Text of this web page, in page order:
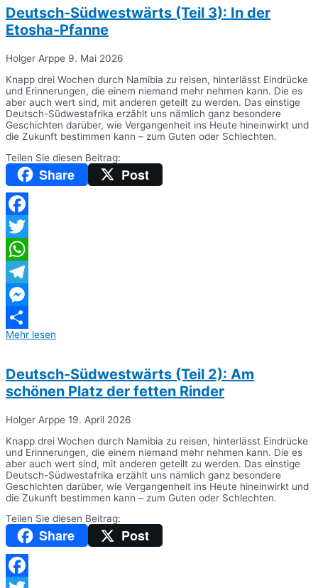
Deutsch-Südwestwärts (Teil 3): In der
Etosha-Pfanne
Holger Arppe 9. Mai 2026
Knapp drei Wochen durch Namibia zu reisen, hinterlässt Eindrücke
und Erinnerungen, die einem niemand mehr nehmen kann. Die es
aber auch wert sind, mit anderen geteilt zu werden. Das einstige
Deutsch-Südwestafrika erzählt uns nämlich ganz besondere
Geschichten darüber, wie Vergangenheit ins Heute hineinwirkt und
die Zukunft bestimmen kann – zum Guten oder Schlechten.
Teilen Sie diesen Beitrag:
Share Post
Facebook
Twitter
WhatsApp
Telegram
Messenger
Teilen
Mehr lesen
Deutsch-Südwestwärts (Teil 2): Am
schönen Platz der fetten Rinder
Holger Arppe 19. April 2026
Knapp drei Wochen durch Namibia zu reisen, hinterlässt Eindrücke
und Erinnerungen, die einem niemand mehr nehmen kann. Die es
aber auch wert sind, mit anderen geteilt zu werden. Das einstige
Deutsch-Südwestafrika erzählt uns nämlich ganz besondere
Geschichten darüber, wie Vergangenheit ins Heute hineinwirkt und
die Zukunft bestimmen kann – zum Guten oder Schlechten.
Teilen Sie diesen Beitrag:
Share Post